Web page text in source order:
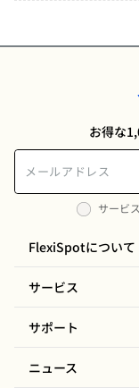
お得な
サービス
FlexiSpotについて
サービス
サポート
ニュース